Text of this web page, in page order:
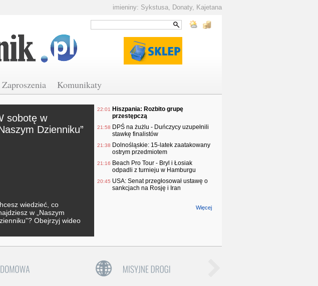
imieniny: Sykstusa, Donaty, Kajetana
Zaproszenia Komunikaty
sobotę w
Dzienniku”
wiedzieć, co
w „Naszym
Obejrzyj wideo
22:01
Hiszpania: Rozbito grupę
przestępczą
21:58 DPŚ na żużlu - Duńczycy uzupełnili
stawkę finalistów
21:38 Dolnośląskie: 15-latek zaatakowany
ostrym przedmiotem
21:16 Beach Pro Tour - Bryl i Łosiak
odpadli z turnieju w Hamburgu
20:45 USA: Senat przegłosował ustawę o
sankcjach na Rosję i Iran
Więcej